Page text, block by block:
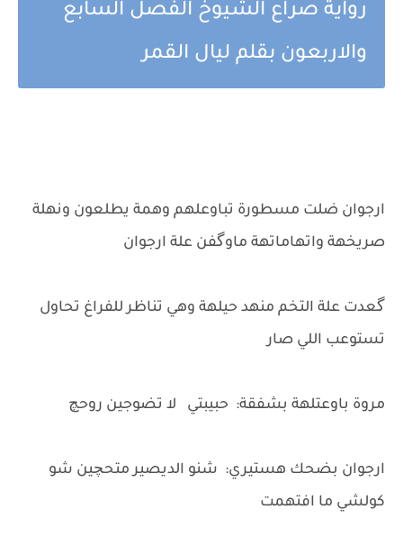
رواية صراع الشيوخ الفصل السابع
والاربعون بقلم ليال القمر
ارجوان ضلت مسطورة تباوعلهم وهمة يطلعون ونهلة
صريخهة واتهاماتهة ماوگفن علة ارجوان
گعدت علة التخم منهد حيلهة وهي تناظر للفراغ تحاول
تستوعب اللي صار
مروة باوعتلهة بشفقة: حبيبتي لا تضوجين روحچ
ارجوان بضحك هستيري: شنو الديصير متحچين شو
كولشي ما افتهمت